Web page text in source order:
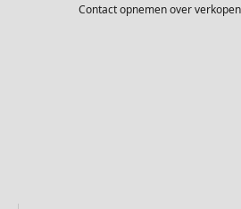
Contact opnemen over verkopen